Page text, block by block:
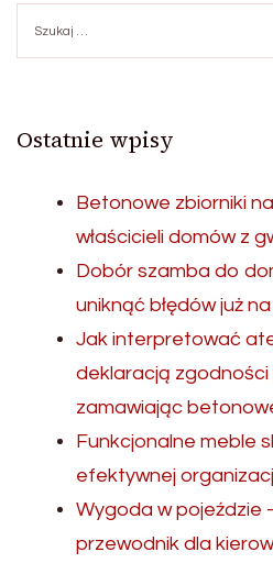
Ostatnie wpisy
Betonowe zbiorniki
właścicieli domów z
Dobór szamba do
uniknąć błędów już
Jak interpretować
deklaracją
zamawiając
Funkcjonalne meble
efektywnej
Wygoda w pojeździe
przewodnik dla